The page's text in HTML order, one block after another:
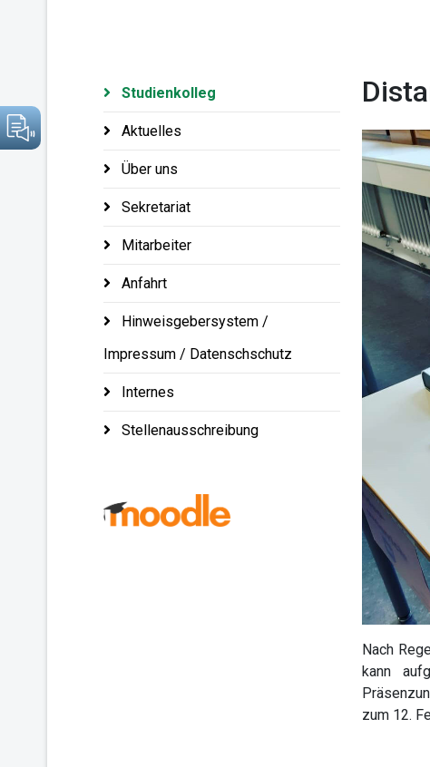
Studienkolleg
Aktuelles
Über uns
Sekretariat
Mitarbeiter
Anfahrt
Hinweisgebersystem /
Impressum / Datenschschutz
Internes
Stellenausschreibung
Nach
kann
zum 12.